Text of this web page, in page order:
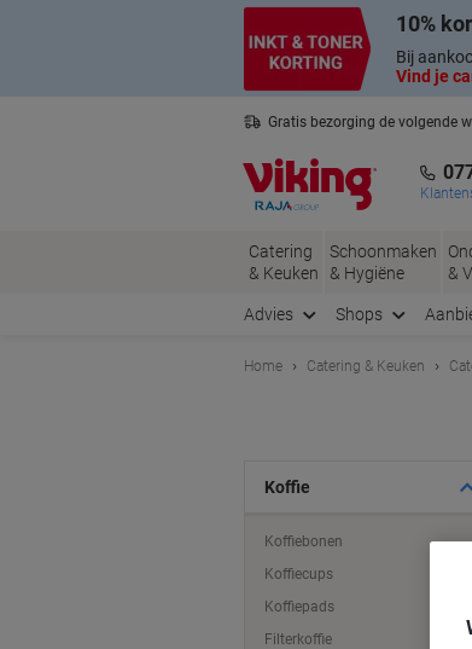
10%
Bij
Vind je
Gratis bezorging de volgende
Catering
& Keuken
Schoonmaken
& Hygiëne
&
Advies Shops
Home Catering & Keuken
Koffie
Koffiebonen
Koffiecups
Koffiepads
Filterkoffie